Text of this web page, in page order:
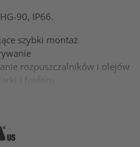
90, IP66.
szybki montaż
rozpuszczalników i olejów
i fosforu